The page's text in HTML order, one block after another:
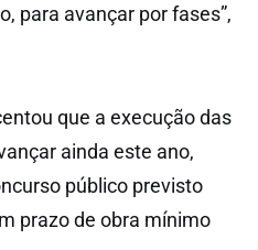
para avançar por fases”,
que a execução das
ainda este ano,
público previsto
prazo de obra mínimo